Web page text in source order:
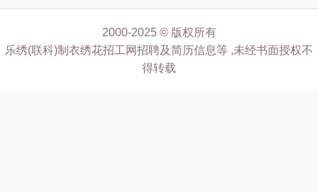
2000-2025 © 版权所有
乐绣(联科)制衣绣花招工网招聘及简历信息等 ,未经书面授权不
得转载